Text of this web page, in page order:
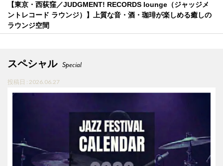
【東京・西荻窪／JUDGMENT! RECORDS lounge（ジャッジメ
ントレコード ラウンジ）】上質な音・酒・珈琲が楽しめる癒しの
ラウンジ空間
スペシャル Special
投稿日 : 2026.06.27